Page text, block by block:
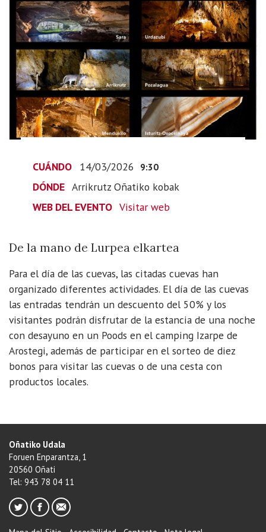
Arrikrutz
Oñatiko
Kobak
2026-
14T10:30:00+01:00
2026-
14T10:30:00+01:00
CUÁNDO 14/03/2026 9:30
DÓNDE Arrikrutz Oñatiko kobak
WEB DEL EVENTO Visitar web
De la mano de Lurpea elkartea
Para el día de las cuevas, las citadas cuevas han
organizado diferentes actividades. El día de las cuevas
las entradas tendrán un descuento del 50% y los
visitantes podrán disfrutar de la estancia de una noche
con desayuno en un Poods en el camping Izarpe de
Arostegi, además de participar en el sorteo de diez
bonos para visitar las cuevas o de una cesta con
productos locales.
Oñatiko Udala
Foruen Enparantza, 1
20560 Oñati
Tel: 943 78 04 11